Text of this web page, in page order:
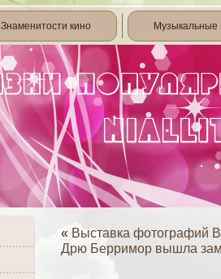
Знаменитости кино Музыкальные
« Выставка фотографий
Дрю Берримор вышла